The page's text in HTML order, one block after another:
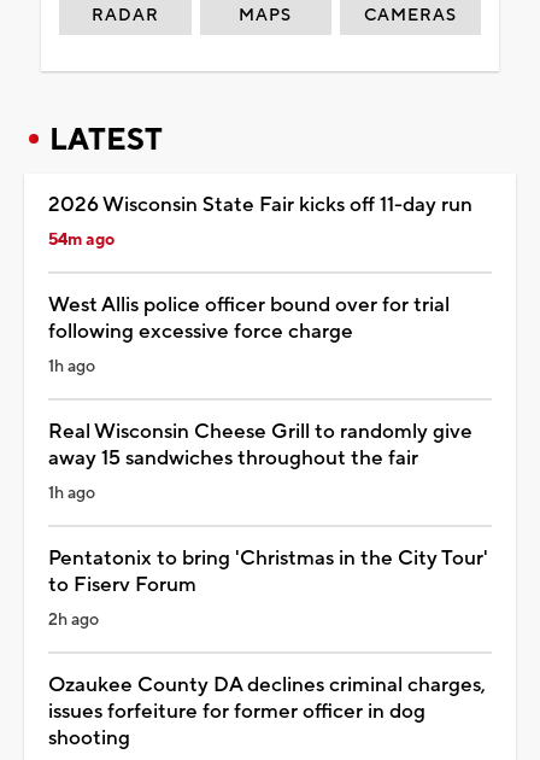
RADAR MAPS CAMERAS
LATEST
2026 Wisconsin State Fair kicks off 11-day run
54m ago
West Allis police officer bound over for trial
following excessive force charge
1h ago
Real Wisconsin Cheese Grill to randomly give
away 15 sandwiches throughout the fair
1h ago
Pentatonix to bring 'Christmas in the City Tour'
to Fiserv Forum
2h ago
Ozaukee County DA declines criminal charges,
issues forfeiture for former officer in dog
shooting